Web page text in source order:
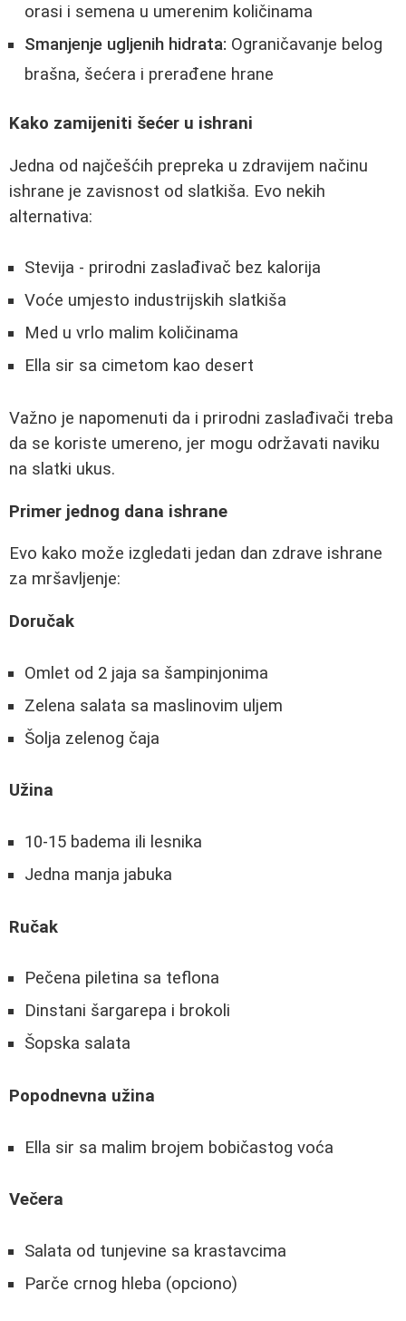
orasi i semena u umerenim količinama
Smanjenje ugljenih hidrata: Ograničavanje belog
brašna, šećera i prerađene hrane
Kako zamijeniti šećer u ishrani
Jedna od najčešćih prepreka u zdravijem načinu
ishrane je zavisnost od slatkiša. Evo nekih
alternativa:
Stevija - prirodni zaslađivač bez kalorija
Voće umjesto industrijskih slatkiša
Med u vrlo malim količinama
Ella sir sa cimetom kao desert
Važno je napomenuti da i prirodni zaslađivači treba
da se koriste umereno, jer mogu održavati naviku
na slatki ukus.
Primer jednog dana ishrane
Evo kako može izgledati jedan dan zdrave ishrane
za mršavljenje:
Doručak
Omlet od 2 jaja sa šampinjonima
Zelena salata sa maslinovim uljem
Šolja zelenog čaja
Užina
10-15 badema ili lesnika
Jedna manja jabuka
Ručak
Pečena piletina sa teflona
Dinstani šargarepa i brokoli
Šopska salata
Popodnevna užina
Ella sir sa malim brojem bobičastog voća
Večera
Salata od tunjevine sa krastavcima
Parče crnog hleba (opciono)